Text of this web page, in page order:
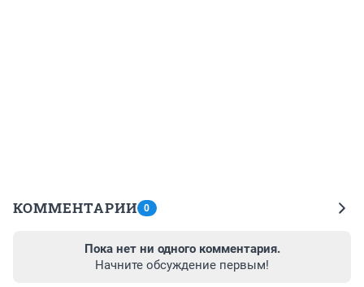
КОММЕНТАРИИ 0
Пока нет ни одного комментария.
Начните обсуждение первым!